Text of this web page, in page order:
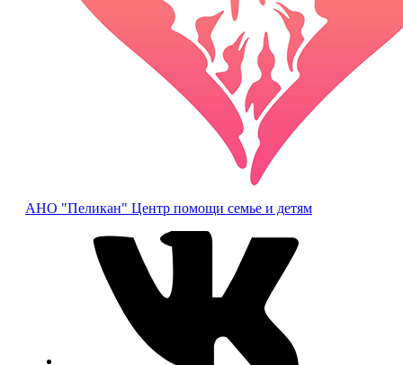
АНО "Пеликан" Центр помощи семье и детям